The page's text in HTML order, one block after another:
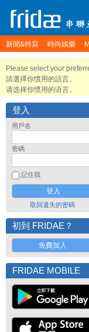
新聞&特寫 時尚娛樂
Please select your
請選擇你慣用的語言。
请选择你惯用的语言。
登入
用戶名
密碼
記住我
取回遺失的密碼
初到 FRIDAE？
免費加入
FRIDAE MOBILE